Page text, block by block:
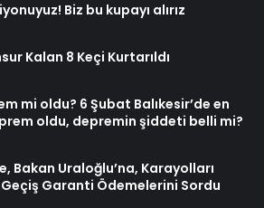
Biz bu kupayı alırız
Kalan 8 Keçi Kurtarıldı
mi oldu? 6 Şubat Balıkesir’de en
oldu, depremin şiddeti belli mi?
Bakan Uraloğlu’na, Karayolları
Garanti Ödemelerini Sordu